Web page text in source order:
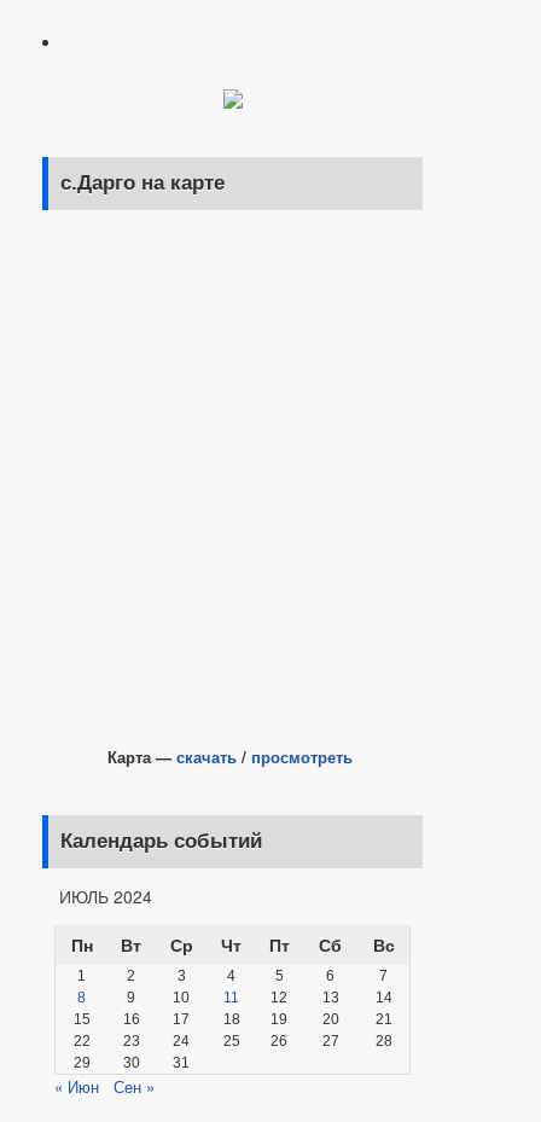
с.Дарго на карте
Карта — скачать / просмотреть
Календарь событий
ИЮЛЬ 2024
Пн
Вт Ср Чт Пт Сб Вс
1 2 3 4 5 6
7
8
9 10 11 12 13
14
15
16 17 18 19 20
21
22
23 24 25 26 27
28
29
30 31
« Июн Сен »